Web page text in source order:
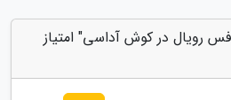
رویال در کوش آداسی" امتیاز